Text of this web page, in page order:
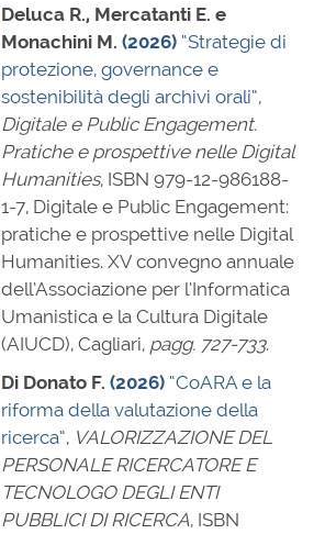
Deluca R., Mercatanti E. e
Monachini M. (2026) “Strategie di
protezione, governance e
sostenibilità degli archivi orali”,
Digitale e Public Engagement.
Pratiche e prospettive nelle Digital
Humanities, ISBN 979-12-986188-
1-7, Digitale e Public Engagement:
pratiche e prospettive nelle Digital
Humanities. XV convegno annuale
dell’Associazione per l’Informatica
Umanistica e la Cultura Digitale
(AIUCD), Cagliari, pagg. 727-733.
Di Donato F. (2026) “CoARA e la
riforma della valutazione della
ricerca”, VALORIZZAZIONE DEL
PERSONALE RICERCATORE E
TECNOLOGO DEGLI ENTI
PUBBLICI DI RICERCA, ISBN